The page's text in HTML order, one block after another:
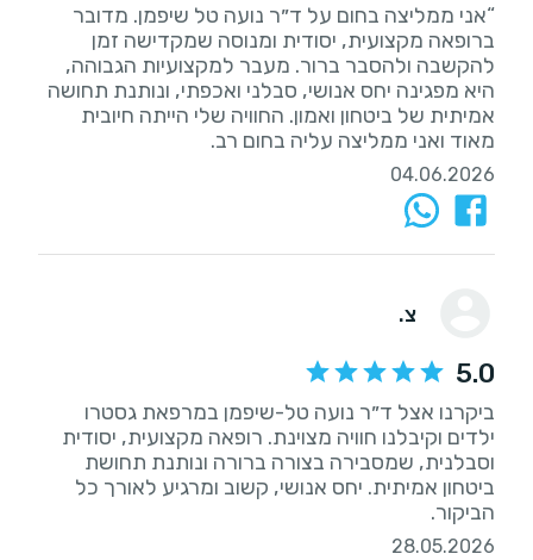
“אני ממליצה בחום על ד״ר נועה טל שיפמן. מדובר
ברופאה מקצועית, יסודית ומנוסה שמקדישה זמן
להקשבה ולהסבר ברור. מעבר למקצועיות הגבוהה,
היא מפגינה יחס אנושי, סבלני ואכפתי, ונותנת תחושה
אמיתית של ביטחון ואמון. החוויה שלי הייתה חיובית
מאוד ואני ממליצה עליה בחום רב.
04.06.2026
צ.
5.0
ביקרנו אצל ד״ר נועה טל-שיפמן במרפאת גסטרו
ילדים וקיבלנו חוויה מצוינת. רופאה מקצועית, יסודית
וסבלנית, שמסבירה בצורה ברורה ונותנת תחושת
ביטחון אמיתית. יחס אנושי, קשוב ומרגיע לאורך כל
הביקור.
28.05.2026